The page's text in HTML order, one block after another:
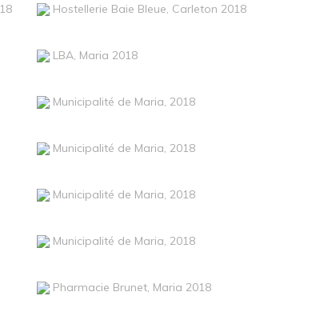
Hostellerie Baie Bleue, Carleton 2018
LBA, Maria 2018
Municipalité de Maria, 2018
Municipalité de Maria, 2018
Municipalité de Maria, 2018
Municipalité de Maria, 2018
Pharmacie Brunet, Maria 2018